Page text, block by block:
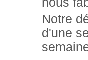
Notre
d'une